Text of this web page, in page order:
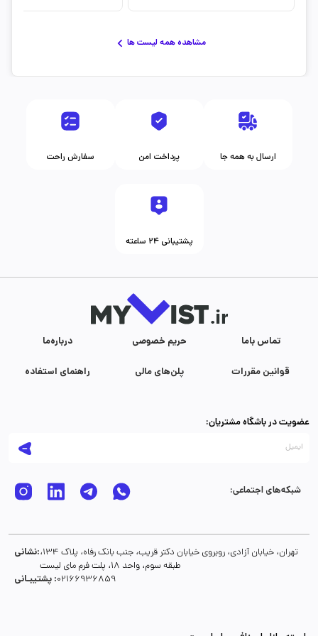
مشاهده همه لیست ها
سفارش راحت پرداخت امن ارسال به همه جا
پشتیبانی ۲۴ ساعته
درباره‌ما حریم خصوصی تماس با‌ما
راهنمای استفاده پلن‌های مالی قوانین مقررات
عضویت در باشگاه مشتریان:
شبکه‌های اجتماعی:
نشانی:تهران، خیابان آزادی، روبروی خیابان دکتر قریب، جنب بانک رفاه، پلاک 134،
طبقه سوم، واحد 18، پلت فرم مای لیست
پشتیبـانی :02166936859